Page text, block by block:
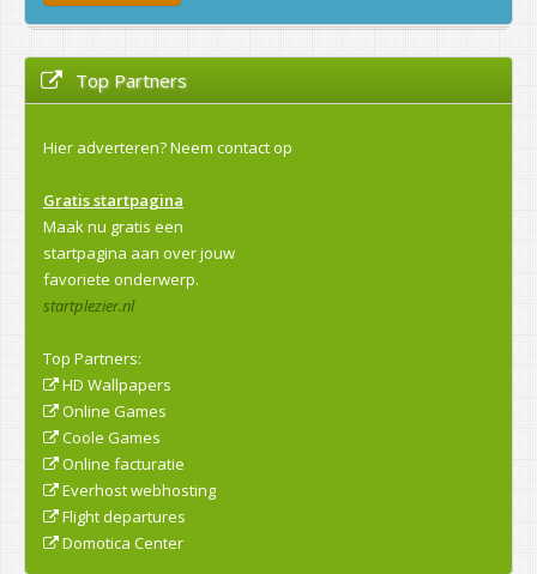
Top Partners
Hier adverteren?Neem contact op
Gratis startpagina
Maak nu gratis een
startpagina aan over jouw
favoriete onderwerp.
startplezier.nl
Top Partners:
HD Wallpapers
Online Games
Coole Games
Online facturatie
Everhost webhosting
Flight departures
Domotica Center